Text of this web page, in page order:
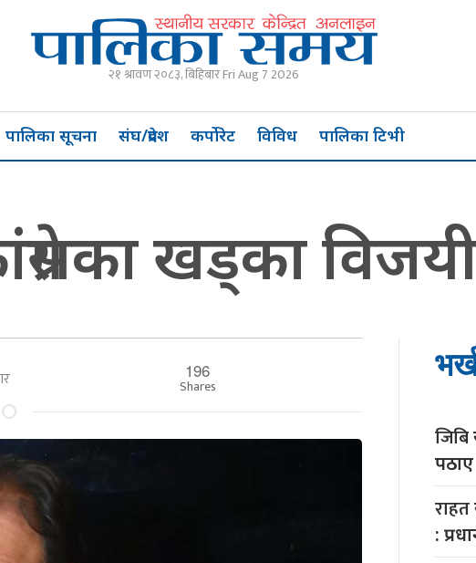
२१ श्रावण २०८३, बिहिबार Fri Aug 7 2026
पालिका सूचना संघ/प्रदेश कर्पोरेट विविध पालिका टिभी
खड्का विजयी
196
Shares
जिबि
राहत
: